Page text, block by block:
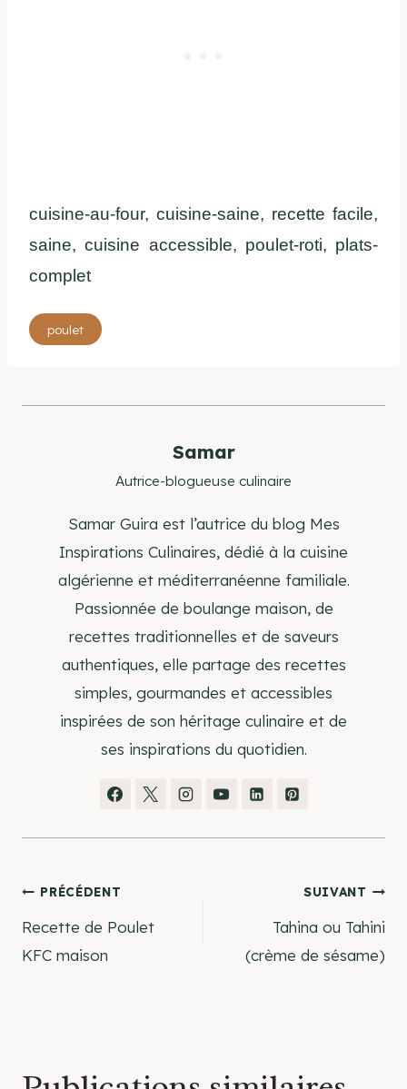
cuisine-au-four, cuisine-saine, recette facile,
saine, cuisine accessible, poulet-roti, plats-
complet
Étiquettes
de
publication :
poulet
Samar
Autrice-blogueuse culinaire
Samar Guira est l’autrice du blog Mes
Inspirations Culinaires, dédié à la cuisine
algérienne et méditerranéenne familiale.
Passionnée de boulange maison, de
recettes traditionnelles et de saveurs
authentiques, elle partage des recettes
simples, gourmandes et accessibles
inspirées de son héritage culinaire et de
ses inspirations du quotidien.
Navigation
de
PRÉCÉDENT
Recette de Poulet
KFC maison
SUIVANT
Tahina ou Tahini
(crème de sésame)